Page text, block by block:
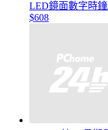
LED鏡面數字時
$608